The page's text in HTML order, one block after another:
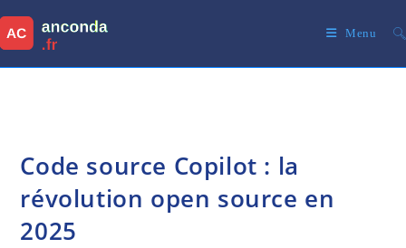
to
content
Menu
Code source Copilot : la
révolution open source en
2025